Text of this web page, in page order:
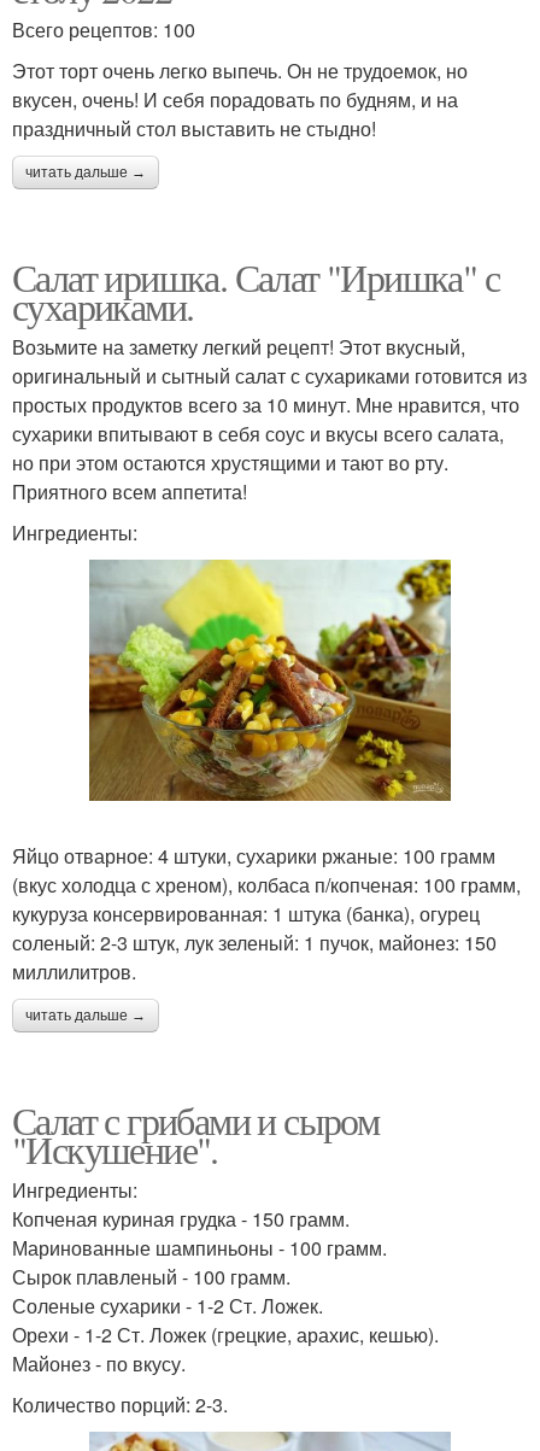
Всего рецептов: 100
Этот торт очень легко выпечь. Он не трудоемок, но
вкусен, очень! И себя порадовать по будням, и на
праздничный стол выставить не стыдно!
читать дальше →
Салат иришка. Салат "Иришка" с
сухариками.
Возьмите на заметку легкий рецепт! Этот вкусный,
оригинальный и сытный салат с сухариками готовится из
простых продуктов всего за 10 минут. Мне нравится, что
сухарики впитывают в себя соус и вкусы всего салата,
но при этом остаются хрустящими и тают во рту.
Приятного всем аппетита!
Ингредиенты:
Яйцо отварное: 4 штуки, сухарики ржаные: 100 грамм
(вкус холодца с хреном), колбаса п/копченая: 100 грамм,
кукуруза консервированная: 1 штука (банка), огурец
соленый: 2-3 штук, лук зеленый: 1 пучок, майонез: 150
миллилитров.
читать дальше →
Салат с грибами и сыром
"Искушение".
Ингредиенты:
Копченая куриная грудка - 150 грамм.
Маринованные шампиньоны - 100 грамм.
Сырок плавленый - 100 грамм.
Соленые сухарики - 1-2 Ст. Ложек.
Орехи - 1-2 Ст. Ложек (грецкие, арахис, кешью).
Майонез - по вкусу.
Количество порций: 2-3.